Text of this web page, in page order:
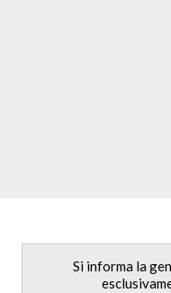
Si informa la